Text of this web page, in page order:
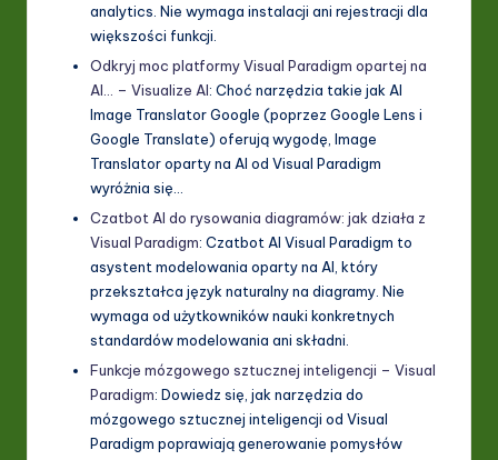
analytics. Nie wymaga instalacji ani rejestracji dla
większości funkcji.
Odkryj moc platformy Visual Paradigm opartej na
AI… – Visualize AI: Choć narzędzia takie jak AI
Image Translator Google (poprzez Google Lens i
Google Translate) oferują wygodę, Image
Translator oparty na AI od Visual Paradigm
wyróżnia się…
Czatbot AI do rysowania diagramów: jak działa z
Visual Paradigm: Czatbot AI Visual Paradigm to
asystent modelowania oparty na AI, który
przekształca język naturalny na diagramy. Nie
wymaga od użytkowników nauki konkretnych
standardów modelowania ani składni.
Funkcje mózgowego sztucznej inteligencji – Visual
Paradigm: Dowiedz się, jak narzędzia do
mózgowego sztucznej inteligencji od Visual
Paradigm poprawiają generowanie pomysłów